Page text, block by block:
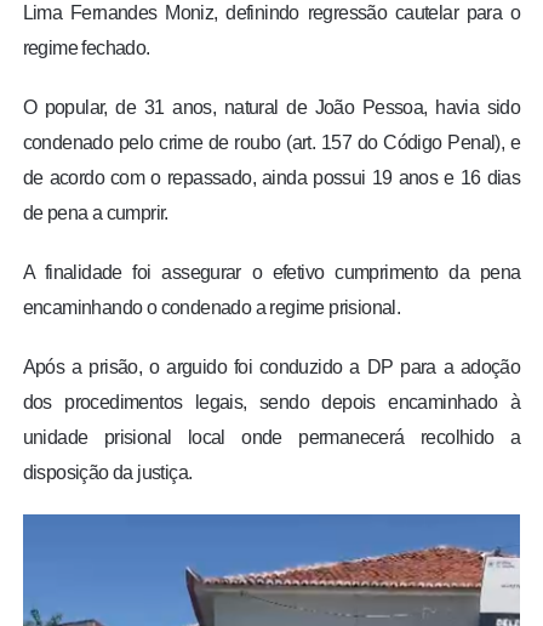
Lima Fernandes Moniz, definindo regressão cautelar para o
regime fechado.
O popular, de 31 anos, natural de João Pessoa, havia sido
condenado pelo crime de roubo (art. 157 do Código Penal), e
de acordo com o repassado, ainda possui 19 anos e 16 dias
de pena a cumprir.
A finalidade foi assegurar o efetivo cumprimento da pena
encaminhando o condenado a regime prisional.
Após a prisão, o arguido foi conduzido a DP para a adoção
dos procedimentos legais, sendo depois encaminhado à
unidade prisional local onde permanecerá recolhido a
disposição da justiça.